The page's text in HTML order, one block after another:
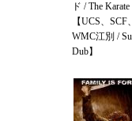
ド / The
【UCS、SCF
WMC江別 /
Dub】